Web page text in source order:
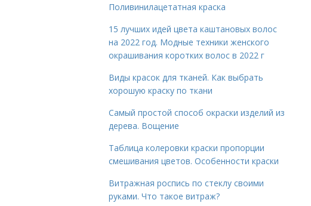
Поливинилацетатная краска
15 лучших идей цвета каштановых волос
на 2022 год. Модные техники женского
окрашивания коротких волос в 2022 г
Виды красок для тканей. Как выбрать
хорошую краску по ткани
Самый простой способ окраски изделий из
дерева. Вощение
Таблица колеровки краски пропорции
смешивания цветов. Особенности краски
Витражная роспись по стеклу своими
руками. Что такое витраж?